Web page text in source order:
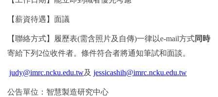
【薪資待遇】面議
【聯絡方式】履歷表(需含照片及自傳)一律以e-mail方式同時
寄給下列 2位收件者。 條件符合者將通知筆試和面談。
judy@imrc.ncku.edu.tw及 jessicashih@imrc.ncku.edu.tw
公告單位：智慧製造研究中心